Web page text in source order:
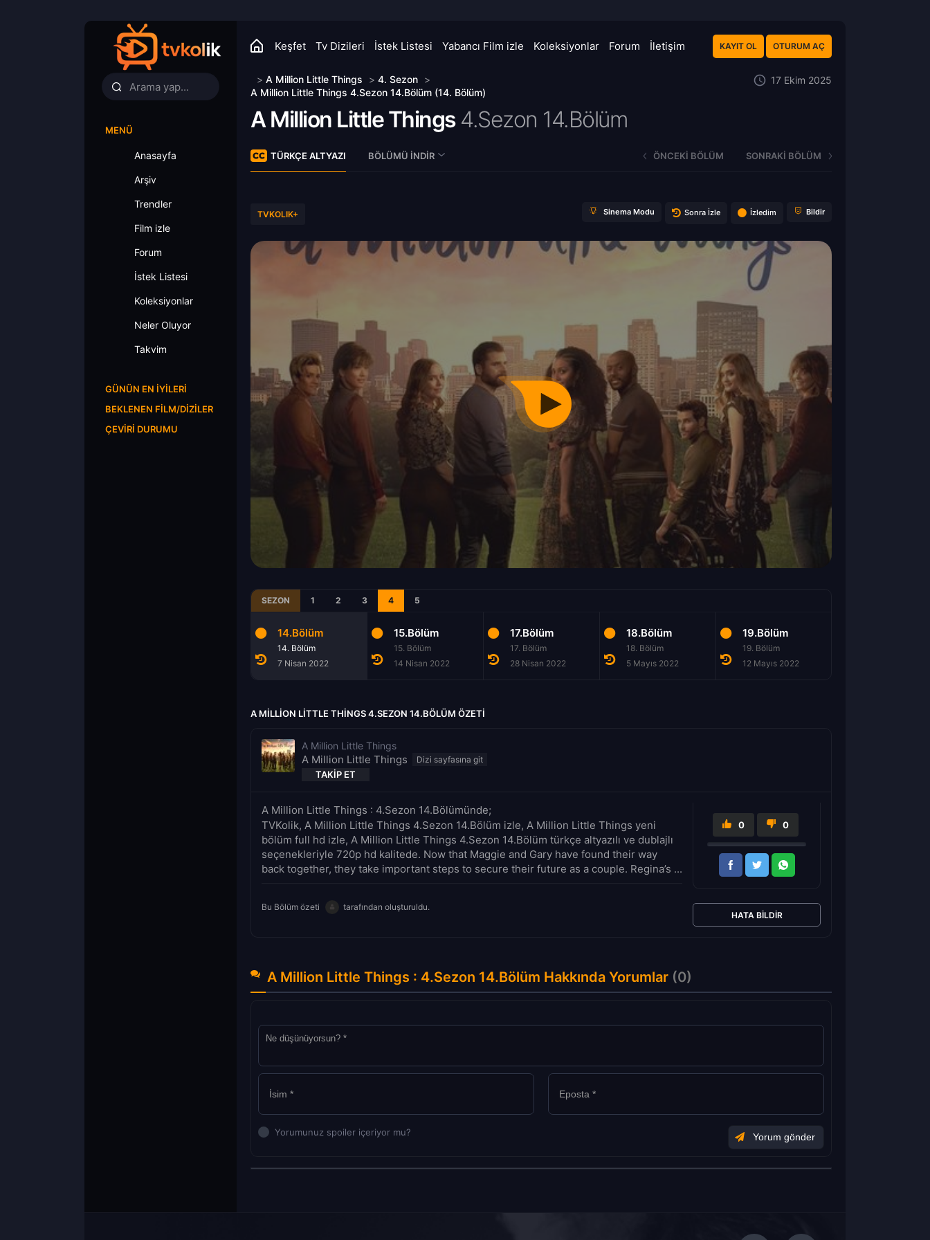
Keşfet Tv Dizileri İstek Listesi Yabancı Film izle Koleksiyonlar Forum İletişim KAYIT OL OTURUM AÇ
MENÜ
Anasayfa
Arşiv
Trendler
Film izle
Forum
İstek Listesi
Koleksiyonlar
Neler Oluyor
Takvim
GÜNÜN EN İYILERI
BEKLENEN FILM/DIZILER
ÇEVIRI DURUMU
> A Million Little Things > 4. Sezon >
A Million Little Things 4.Sezon 14.Bölüm (14. Bölüm)
17 Ekim 2025
A Million Little Things 4.Sezon 14.Bölüm
TÜRKÇE ALTYAZI BÖLÜMÜ İNDIR ÖNCEKI BÖLÜM SONRAKI BÖLÜM
TVKOLIK+ Sinema Modu Sonra İzle İzledim Bildir
SEZON 1 2 3 4 5
14.Bölüm
14. Bölüm
7 Nisan 2022
15.Bölüm
15. Bölüm
14 Nisan 2022
17.Bölüm
17. Bölüm
28 Nisan 2022
18.Bölüm
18. Bölüm
5 Mayıs 2022
19.Bölüm
19. Bölüm
12 Mayıs 2022
A MILLION LITTLE THINGS 4.SEZON 14.BÖLÜM ÖZETI
A Million Little Things
A Million Little Things
TAKIP ET
A Million Little Things : 4.Sezon 14.Bölümünde;
TVKolik, A Million Little Things 4.Sezon 14.Bölüm izle, A Million Little Things yeni
bölüm full hd izle, A Million Little Things 4.Sezon 14.Bölüm türkçe altyazılı ve dublajlı
seçenekleriyle 720p hd kalitede. Now that Maggie and Gary have found their way
back together, they take important steps to secure their future as a couple. Regina’s ...
Bu Bölüm özeti tarafından oluşturuldu.
0 0
HATA BILDIR
A Million Little Things : 4.Sezon 14.Bölüm Hakkında Yorumlar (0)
Yorumunuz spoiler içeriyor mu?